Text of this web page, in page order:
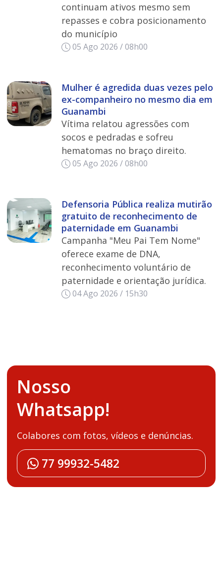
continuam ativos mesmo sem
repasses e cobra posicionamento
do município
05 Ago 2026 / 08h00
Mulher é agredida duas vezes pelo
ex-companheiro no mesmo dia em
Guanambi
Vítima relatou agressões com
socos e pedradas e sofreu
hematomas no braço direito.
05 Ago 2026 / 08h00
Defensoria Pública realiza mutirão
gratuito de reconhecimento de
paternidade em Guanambi
Campanha "Meu Pai Tem Nome"
oferece exame de DNA,
reconhecimento voluntário de
paternidade e orientação jurídica.
04 Ago 2026 / 15h30
Nosso
Whatsapp!
Colabores com fotos, vídeos e denúncias.
77 99932-5482